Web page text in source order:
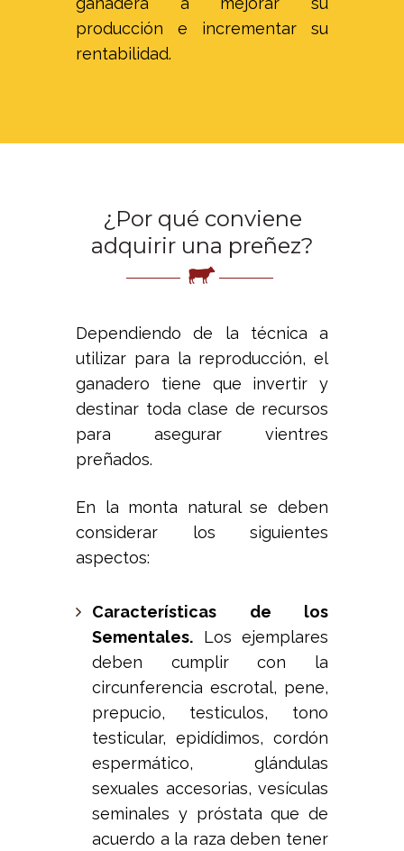
producción e incrementar su
rentabilidad.
¿Por qué conviene
adquirir una preñez?
Dependiendo de la técnica a
utilizar para la reproducción, el
ganadero tiene que invertir y
destinar toda clase de recursos
para asegurar vientres
preñados.
En la monta natural se deben
considerar los siguientes
aspectos:
Características de los
Sementales. Los ejemplares
deben cumplir con la
circunferencia escrotal, pene,
prepucio, testiculos, tono
testicular, epidídimos, cordón
espermático, glándulas
sexuales accesorias, vesículas
seminales y próstata que de
acuerdo a la raza deben tener